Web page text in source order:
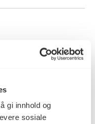
gi innhold og
sosiale
Silketrykk, Tekstil